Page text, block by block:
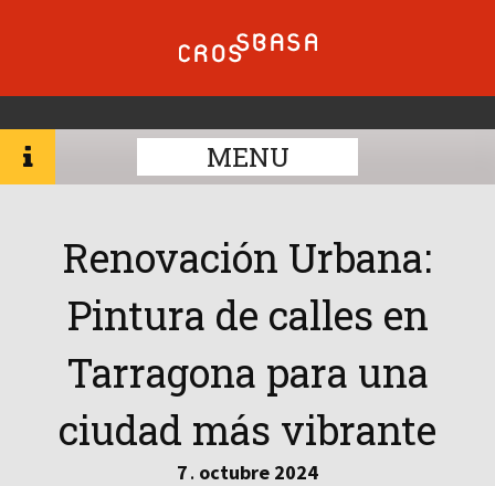
MENU
Renovación Urbana:
Pintura de calles en
Tarragona para una
ciudad más vibrante
7 . octubre 2024